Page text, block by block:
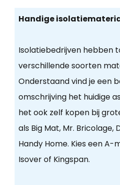
Handige
Isolatiebedrijven hebben
verschillende soorten
Onderstaand vind je een
omschrijving het huidige
het ook zelf kopen bij
als Big Mat, Mr. Bricolage,
Handy Home. Kies een A-
Isover of Kingspan.